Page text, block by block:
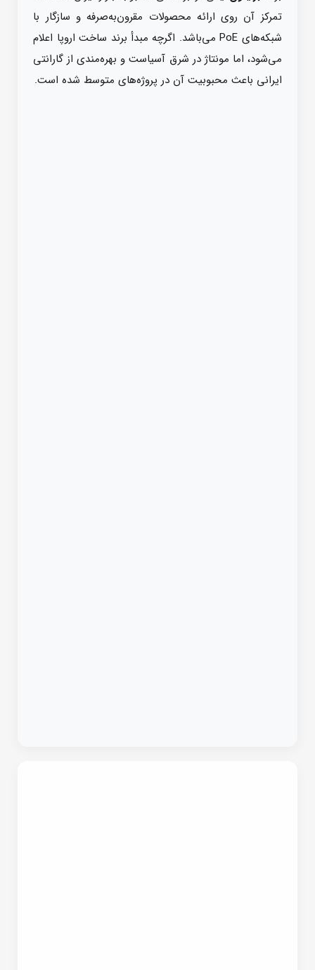
تمرکز آن روی ارائه محصولات مقرون‌به‌صرفه و سازگار با
شبکه‌های PoE می‌باشد. اگرچه مبدأ برند ساخت اروپا اعلام
می‌شود، اما مونتاژ در شرق آسیاست و بهره‌مندی از گارانتی
ایرانی باعث محبوبیت آن در پروژه‌های متوسط شده است.